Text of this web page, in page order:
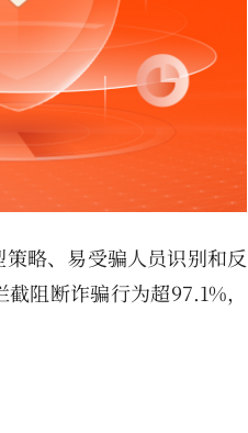
略、易受骗人员识别和反
阻断诈骗行为超97.1%，